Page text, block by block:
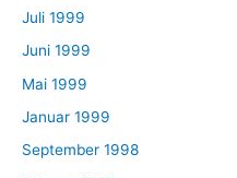
Juli 1999
Juni 1999
Mai 1999
Januar 1999
September 1998